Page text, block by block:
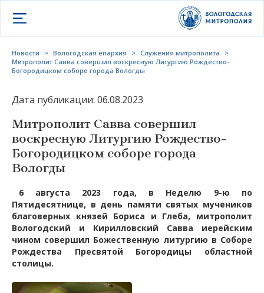
Открыть меню
Новости > Вологодская епархия > Служения митрополита
>
Митрополит Савва совершил воскресную Литургию Рождество-
Богородицком соборе города Вологды
Дата публикации: 06.08.2023
Митрополит Савва совершил
воскресную Литургию Рождество-
Богородицком соборе города
Вологды
6 августа 2023 года, в Неделю 9-ю по
Пятидесятнице, в день памяти святых мучеников
благоверных князей Бориса и Глеба, митрополит
Вологодский и Кирилловский Савва иерейским
чином совершил Божественную литургию в Соборе
Рождества Пресвятой Богородицы областной
столицы.